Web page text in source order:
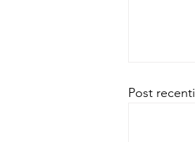
Post recenti